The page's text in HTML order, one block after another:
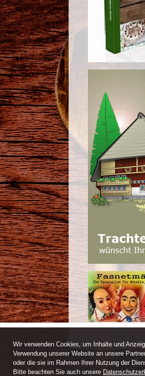
Webdesign / CMS by
Wir verwenden Cookies, um Inhalte und
Verwendung unserer Website an unsere
oder die sie im Rahmen Ihrer Nutzung der
Bitte beachten Sie auch unsere